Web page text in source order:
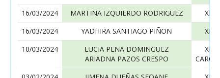
16/03/2024
MARTINA IZQUIERDO RODRIGUEZ
16/03/2024
YADHIRA SANTIAGO PIÑON
10/03/2024
LUCIA PENA DOMINGUEZ
ARIADNA PAZOS CRESPO